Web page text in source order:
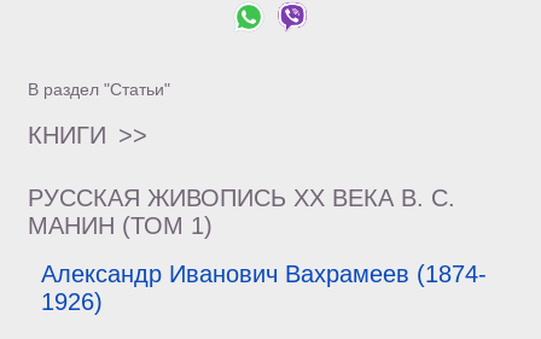
В раздел "Статьи"
КНИГИ >>
РУССКАЯ ЖИВОПИСЬ XX ВЕКА В. С.
МАНИН (ТОМ 1)
Александр Иванович Вахрамеев (1874-
1926)